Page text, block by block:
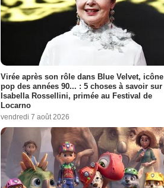
Virée après son rôle dans Blue Velvet, icône
pop des années 90... : 5 choses à savoir sur
Isabella Rossellini, primée au Festival de
Locarno
vendredi 7 août 2026